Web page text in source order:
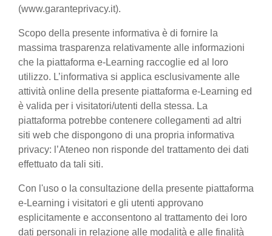
(www.garanteprivacy.it).
Scopo della presente informativa è di fornire la
massima trasparenza relativamente alle informazioni
che la piattaforma e-Learning raccoglie ed al loro
utilizzo. L’informativa si applica esclusivamente alle
attività online della presente piattaforma e-Learning ed
è valida per i visitatori/utenti della stessa. La
piattaforma potrebbe contenere collegamenti ad altri
siti web che dispongono di una propria informativa
privacy: l’Ateneo non risponde del trattamento dei dati
effettuato da tali siti.
Con l'uso o la consultazione della presente piattaforma
e-Learning i visitatori e gli utenti approvano
esplicitamente e acconsentono al trattamento dei loro
dati personali in relazione alle modalità e alle finalità